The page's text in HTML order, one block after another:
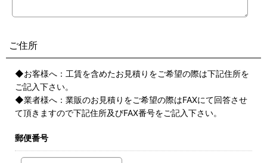
ご住所
◆お客様へ：工賃を含めたお見積りをご希望の際は下記住所を
ご記入下さい。
◆業者様へ：業販のお見積りをご希望の際はFAXにて回答させ
て頂きますので下記住所及びFAX番号をご記入下さい。
郵便番号